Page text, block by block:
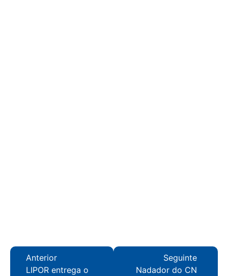
Anterior
LIPOR entrega o
Seguinte
Nadador do CN